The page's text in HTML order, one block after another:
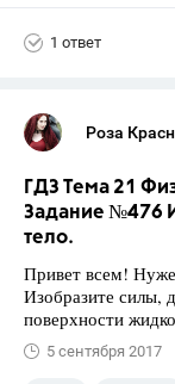
1 ответ
Роза
ГДЗ Тема 21
Задание №476
тело.
Привет всем!
Изобразите силы,
поверхности
5 сентября 2017